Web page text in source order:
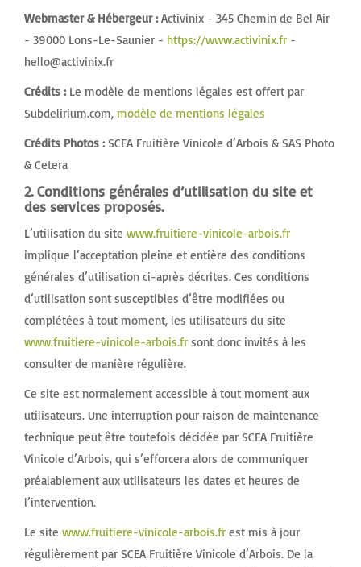
Webmaster & Hébergeur :Activinix - 345 Chemin de Bel Air
- 39000 Lons-Le-Saunier - https://www.activinix.fr -
hello@activinix.fr
Crédits :Le modèle de mentions légales est offert par
Subdelirium.com, modèle de mentions légales
Crédits Photos :SCEA Fruitière Vinicole d’Arbois & SAS Photo
& Cetera
2. Conditions générales d’utilisation du site et
des services proposés.
L’utilisation du site www.fruitiere-vinicole-arbois.fr
implique l’acceptation pleine et entière des conditions
générales d’utilisation ci-après décrites. Ces conditions
d’utilisation sont susceptibles d’être modifiées ou
complétées à tout moment, les utilisateurs du site
www.fruitiere-vinicole-arbois.fr sont donc invités à les
consulter de manière régulière.
Ce site est normalement accessible à tout moment aux
utilisateurs. Une interruption pour raison de maintenance
technique peut être toutefois décidée par SCEA Fruitière
Vinicole d’Arbois, qui s’efforcera alors de communiquer
préalablement aux utilisateurs les dates et heures de
l’intervention.
Le site www.fruitiere-vinicole-arbois.fr est mis à jour
régulièrement par SCEA Fruitière Vinicole d’Arbois. De la